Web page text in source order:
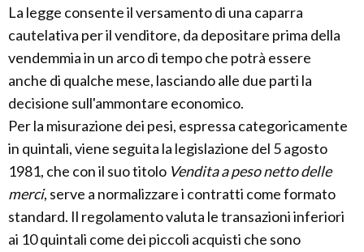
La legge consente il versamento di una caparra
cautelativa per il venditore, da depositare prima della
vendemmia in un arco di tempo che potrà essere
anche di qualche mese, lasciando alle due parti la
decisione sull'ammontare economico.
Per la misurazione dei pesi, espressa categoricamente
in quintali, viene seguita la legislazione del 5 agosto
1981, che con il suo titolo Vendita a peso netto delle
merci, serve a normalizzare i contratti come formato
standard. Il regolamento valuta le transazioni inferiori
ai 10 quintali come dei piccoli acquisti che sono